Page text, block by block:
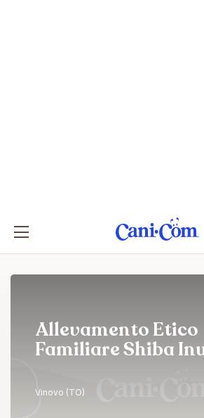
Allevamento Etico
Familiare Shiba
Vinovo (TO)